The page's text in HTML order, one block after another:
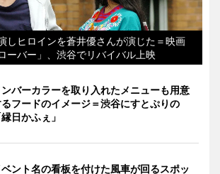
しヒロインを蒼井優さんが演じた＝映画
ーバー」、渋谷でリバイバル上映
ンバーカラーを取り入れたメニューも用意
フードのイメージ＝渋谷にすとぷりの
縁日かふぇ」
ベント名の看板を付けた風車が回るスポッ